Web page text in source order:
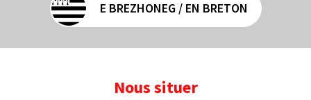
E BREZHONEG / EN BRETON
Nous situer